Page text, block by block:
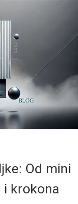
Od mini
i krokona